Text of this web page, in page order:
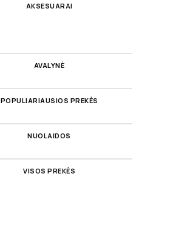
AKSESUARAI
AVALYNĖ
POPULIARIAUSIOS PREKĖS
NUOLAIDOS
VISOS PREKĖS